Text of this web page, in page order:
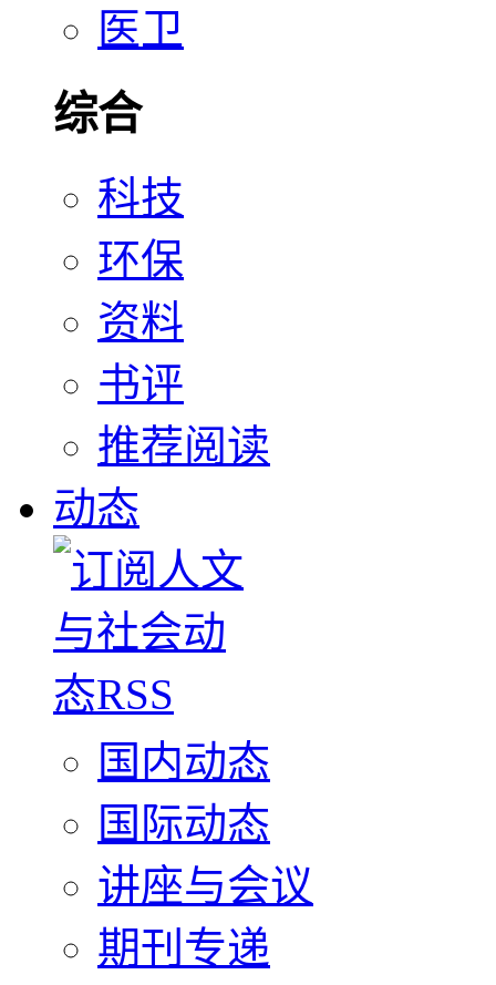
医卫
综合
科技
环保
资料
书评
推荐阅读
动态
国内动态
国际动态
讲座与会议
期刊专递